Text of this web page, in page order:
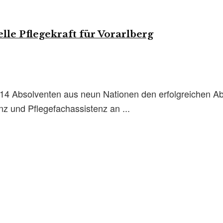
Pflegekraft für Vorarlberg
Absolventen aus neun Nationen den erfolgreichen
und Pflegefachassistenz an ...